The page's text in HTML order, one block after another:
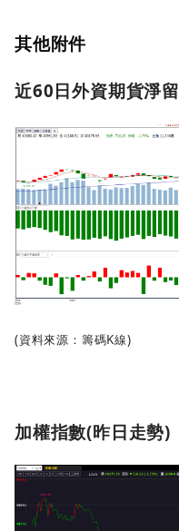
其他附件
近60日外資期貨淨
(資料來源：籌碼K線)
加權指數(昨日走勢)